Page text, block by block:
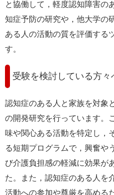
と協働して，軽度認知障害の
知症予防の研究や，他大学の
ある人の活動の質を評価する
す。
受験を検討している方々
認知症のある人と家族を対象
の開発研究を行っています。
味や関心ある活動を特定し，
る短期プログラムで，興奮や
び介護負担感の軽減に効果が
た。また，認知症のある人を
活動への参加や尊厳を高める